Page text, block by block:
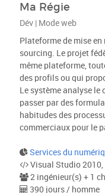
Ma Régie
Dév | Mode web
Plateforme de mise
sourcing. Le projet
même plateforme,
des profils ou qui
Le système analyse le
passer par des
habitudes des
commerciaux pour le
Services du
Visual Studio 2010,
2 ingénieur(s) + 1
390 jours / homme